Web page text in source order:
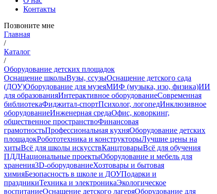
Контакты
Позвоните мне
Главная
/
Каталог
/
Оборудование детских площадок
Оснащение школыВузы, ссузыОснащение детского сада
(ДОУ)Оборудование для музеяМИФ (музыка, изо, физика)ИИ
для образованияИнтерактивное оборудованиеСовременная
библиотекаФиджитал-спортПсихолог, логопедИнклюзивное
оборудованиеИнженерная средаОфис, коворкинг,
общественное пространствоФинансовая
грамотностьПрофессиональная кухняОборудование детских
площадокРобототехника и конструкторыЛучшие цены на
хитыВсё для школы искусствКанцтоварыВсё для обучения
ПДДНациональные проектыОборудование и мебель для
хранения3D-оборудованиеХозтовары и бытовая
химияБезопасность в школе и ДОУПодарки и
праздникиТехника и электроникаЭкологическое
воспитаниеОснащение детского лагеряОборудование для